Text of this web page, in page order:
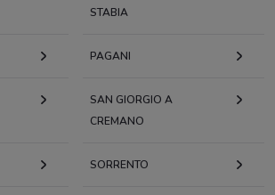
STABIA
PAGANI
SAN GIORGIO A
CREMANO
SORRENTO